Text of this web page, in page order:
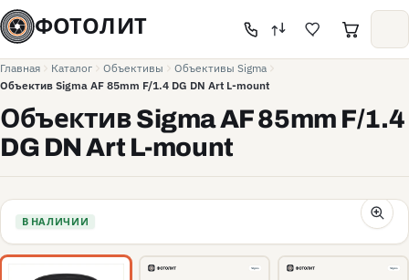
ФОТОЛИТ
Главная Каталог Объективы
Объективы Sigma
Объектив Sigma AF 85mm F/1.4 DG DN Art L-mount
Объектив Sigma AF 85mm F/1.4
DG DN Art L-mount
В НАЛИЧИИ